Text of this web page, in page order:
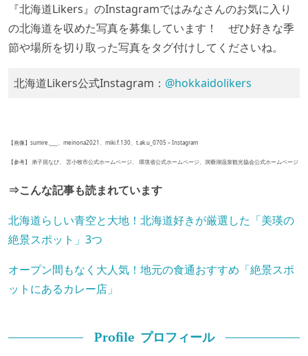
『北海道Likers』のInstagramではみなさんのお気に入り
の北海道を収めた写真を募集しています！ ぜひ好きな季
節や場所を切り取った写真をタグ付けしてくださいね。
北海道Likers公式Instagram： @hokkaidolikers
【画像】sumire.___、meinona2021、miki.f.130、t.ak.u_0705 – Instagram
【参考】 弟子屈なび、 苫小牧市公式ホームページ、 環境省公式ホームページ、洞爺湖温泉観光協会公式ホームページ
⇒こんな記事も読まれています
北海道らしい青空と大地！北海道好きが厳選した「美瑛の
絶景スポット」3つ
オープン間もなく大人気！地元の食通おすすめ「絶景スポ
ットにあるカレー店」
Profile プロフィール